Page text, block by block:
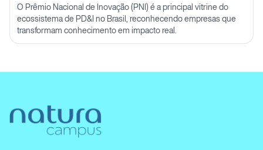
O Prêmio Nacional de Inovação (PNI) é a principal vitrine do
ecossistema de PD&I no Brasil, reconhecendo empresas que
transformam conhecimento em impacto real.